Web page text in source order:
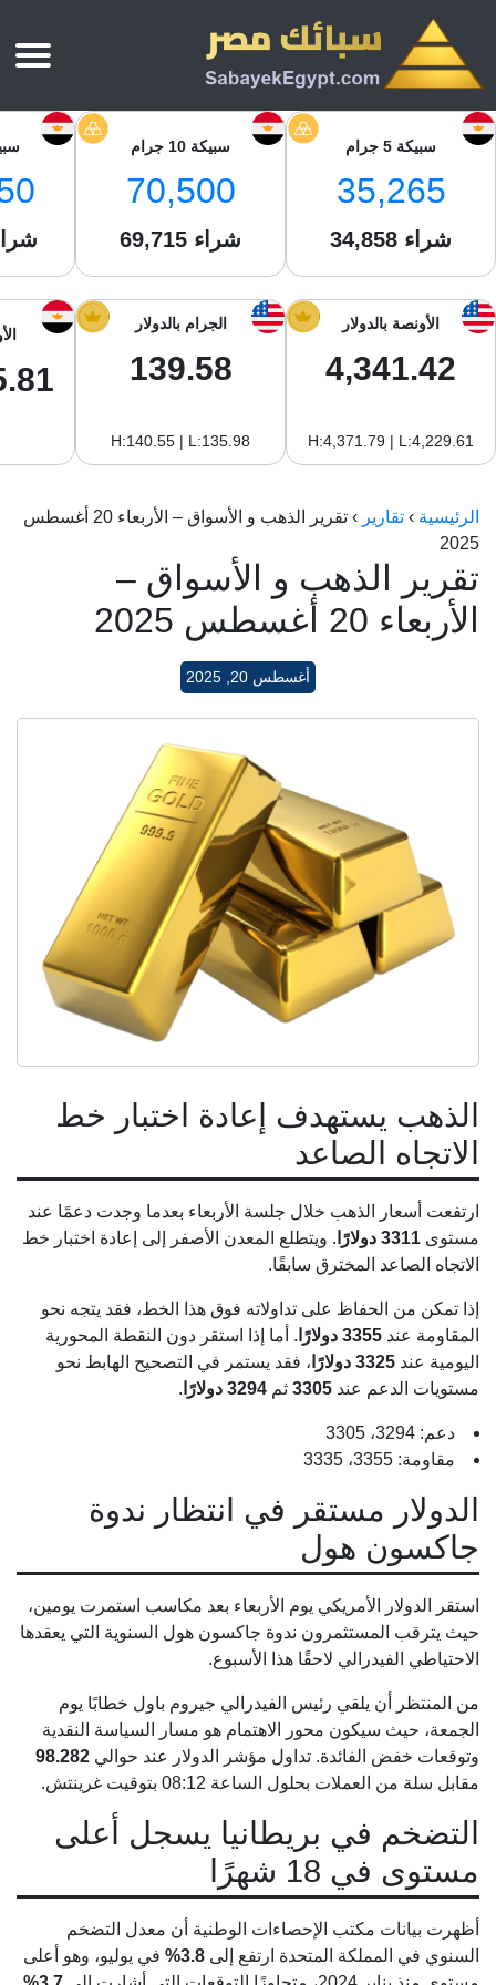
الرئيسية
أسعار الذهب اليوم
سعر أونصة الذهب
سعر الذهب عيار 24
سعر الذهب عيار 21
سعر جنيه الذهب
سبائك الذهب
سبائك الذهب
بي تي سي
جولد ايرا
سام
ام بي جولد
الراعي جولد
ديوان الذهب
نجم الدين
أسعار الفضة اليوم
سبائك الفضة
تقارير
سبيكة 5 جرام
35,265
34,858 شراء
سبيكة 10 جرام
70,500
69,715 شراء
الأونصة بالدولار
4,341.42
H:4,371.79 | L:4,229.61
الجرام بالدولار
139.58
H:140.55 | L:135.98
الرئيسية › تقارير ›
تقرير الذهب و الأسواق – الأربعاء 20 أغسطس
2025
تقرير الذهب و الأسواق –
الأربعاء 20 أغسطس 2025
أغسطس 20, 2025
الذهب يستهدف إعادة اختبار خط
الاتجاه الصاعد
ارتفعت أسعار الذهب خلال جلسة الأربعاء بعدما وجدت دعمًا عند
مستوى 3311 دولارًا
. ويتطلع المعدن الأصفر إلى إعادة اختبار خط
الاتجاه الصاعد المخترق سابقًا.
إذا تمكن من الحفاظ على تداولاته فوق هذا الخط، فقد يتجه نحو
المقاومة عند 3355 دولارًا
. أما إذا استقر دون النقطة المحورية
اليومية عند 3325 دولارًا
، فقد يستمر في التصحيح الهابط نحو
مستويات الدعم عند 3305 ثم 3294 دولارًا .
دعم: 3294، 3305
مقاومة: 3355، 3335
الدولار مستقر في انتظار ندوة
جاكسون هول
استقر الدولار الأمريكي يوم الأربعاء بعد مكاسب استمرت يومين،
حيث يترقب المستثمرون ندوة جاكسون هول السنوية التي يعقدها
الاحتياطي الفيدرالي لاحقًا هذا الأسبوع.
من المنتظر أن يلقي رئيس الفيدرالي جيروم باول خطابًا يوم
الجمعة، حيث سيكون محور الاهتمام هو مسار السياسة النقدية
وتوقعات خفض الفائدة. تداول مؤشر الدولار عند حوالي 98.282
مقابل سلة من العملات بحلول الساعة 08:12 بتوقيت غرينتش.
التضخم في بريطانيا يسجل أعلى
مستوى في 18 شهرًا
أظهرت بيانات مكتب الإحصاءات الوطنية أن معدل التضخم
السنوي في المملكة المتحدة ارتفع إلى 3.8%
في يوليو، وهو أعلى